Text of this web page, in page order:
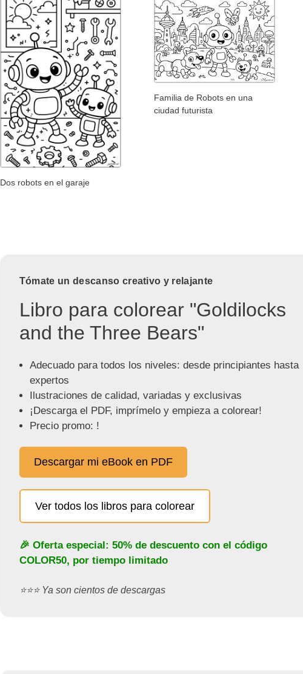
Dos robots en el garaje
Familia de Robots en una
ciudad futurista
Tómate un descanso creativo y relajante
Libro para colorear "Goldilocks
and the Three Bears"
Adecuado para todos los niveles: desde principiantes hasta
expertos
Ilustraciones de calidad, variadas y exclusivas
¡Descarga el PDF, imprímelo y empieza a colorear!
Precio promo: !
Descargar mi eBook en PDF
Ver todos los libros para colorear
🎉 Oferta especial: 50% de descuento con el código
COLOR50, por tiempo limitado
⭐️⭐️⭐️ Ya son cientos de descargas